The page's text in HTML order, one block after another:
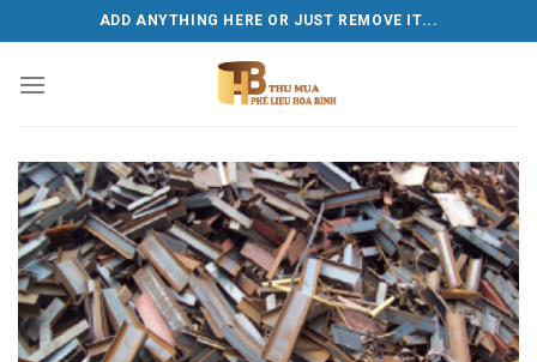
to
content
ADD ANYTHING HERE OR JUST REMOVE IT...